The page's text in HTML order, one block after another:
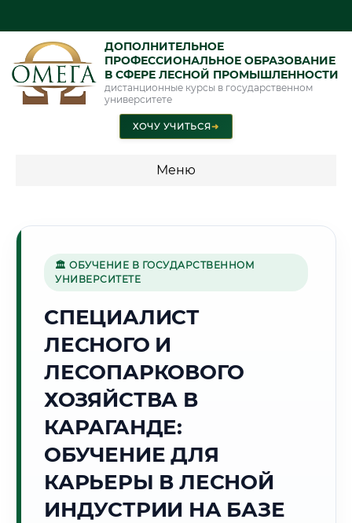
ДОПОЛНИТЕЛЬНОЕ
ПРОФЕССИОНАЛЬНОЕ ОБРАЗОВАНИЕ
В СФЕРЕ ЛЕСНОЙ ПРОМЫШЛЕННОСТИ
дистанционные курсы в государственном
университете
ХОЧУ УЧИТЬСЯ➜
Меню
промышленность"
⛏️
Г. КАРАГАНДА
Точное местное время:
05:36:44
Пятница, 7 Августа
2026 г.
+18°C
🌅 Восход:04:46 🌇 Закат:19:40
Световой день:
14 ч. 54 мин.
🏛 ОБУЧЕНИЕ В ГОСУДАРСТВЕННОМ
УНИВЕРСИТЕТЕ
СПЕЦИАЛИСТ
ЛЕСНОГО И
ЛЕСОПАРКОВОГО
ХОЗЯЙСТВА В
КАРАГАНДЕ:
ОБУЧЕНИЕ ДЛЯ
КАРЬЕРЫ В ЛЕСНОЙ
ИНДУСТРИИ НА БАЗЕ